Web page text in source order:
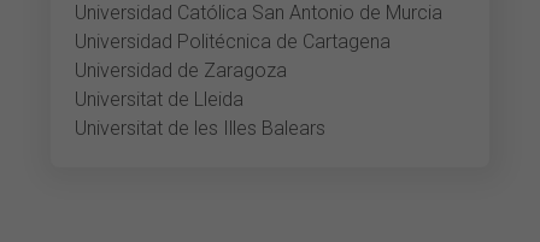
Universidad Católica San Antonio de Murcia
Universidad Politécnica de Cartagena
Universidad de Zaragoza
Universitat de Lleida
Universitat de les Illes Balears